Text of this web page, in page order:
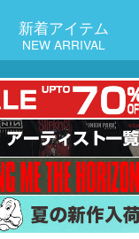
新着アイテム
NEW ARRIVAL